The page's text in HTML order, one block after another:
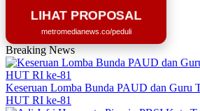
LIHAT PROPOSAL
metromedianews.co/peduli
Breaking News
Keseruan Lomba Bunda PAUD dan Guru
HUT RI ke-81